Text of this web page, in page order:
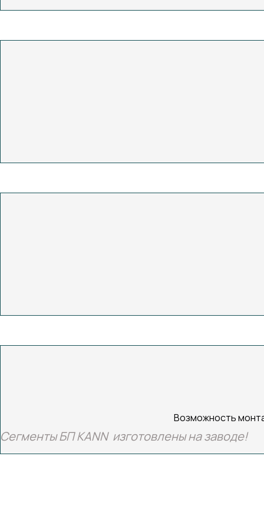
Возможность
Сегменты БП KANN изготовлены на заводе!